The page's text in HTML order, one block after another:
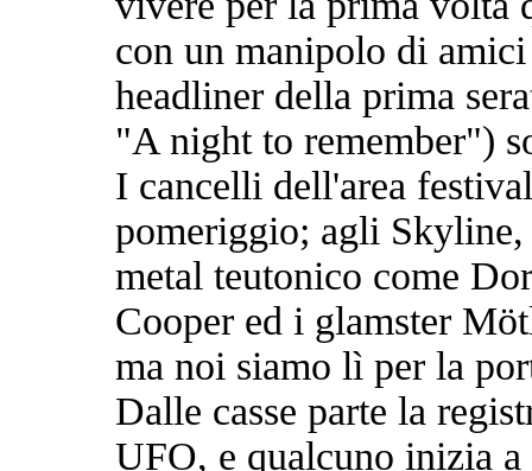
con un manipolo di
headliner della prima
"A night to remember")
I cancelli dell'area
pomeriggio; agli
metal teutonico come
Cooper ed i glamster
ma noi siamo lì per la
Dalle casse parte la
UFO, e qualcuno inizia